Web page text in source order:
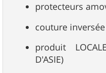
protecteurs
couture
produit
D'ASIE)